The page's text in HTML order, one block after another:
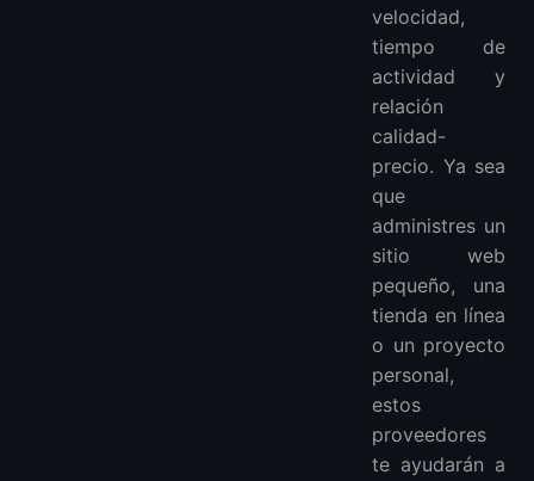
velocidad,
tiempo de
actividad y
relación
calidad-
precio. Ya sea
que
administres un
sitio web
pequeño, una
tienda en línea
o un proyecto
personal,
estos
proveedores
te ayudarán a